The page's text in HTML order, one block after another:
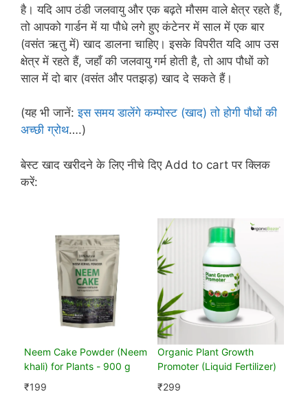
है। यदि आप ठंडी जलवायु और एक बढ़ते मौसम वाले क्षेत्र रहते हैं,
तो आपको गार्डन में या पौधे लगे हुए कंटेनर में साल में एक बार
(वसंत ऋतु में) खाद डालना चाहिए। इसके विपरीत यदि आप उस
क्षेत्र में रहते हैं, जहाँ की जलवायु गर्म होती है, तो आप पौधों को
साल में दो बार (वसंत और पतझड़) खाद दे सकते हैं।
(यह भी जानें:इस समय डालेंगे कम्पोस्ट (खाद) तो होगी पौधों की
अच्छी ग्रोथ….)
बेस्ट खाद खरीदने के लिए नीचे दिए Add to cart पर क्लिक
करें:
Neem Cake Powder (Neem
khali) for Plants - 900 g
₹199
Organic Plant Growth
Promoter (Liquid Fertilizer)
₹299